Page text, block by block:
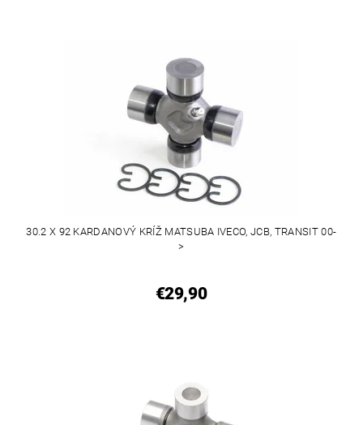
30.2 X 92 KARDANOVÝ KRÍŽ MATSUBA IVECO, JCB, TRANSIT 00-
>
€29,90